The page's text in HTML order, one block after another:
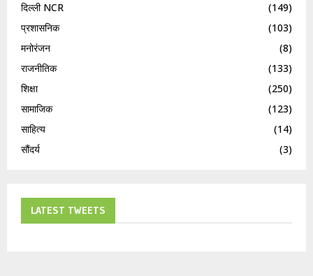
दिल्ली NCR
(149)
प्रशासनिक
(103)
मनोरंजन
(8)
राजनीतिक
(133)
शिक्षा
(250)
सामाजिक
(123)
साहित्य
(14)
सौंदर्य
(3)
LATEST TWEETS